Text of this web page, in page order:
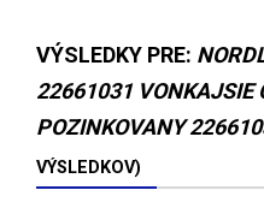
VÝSLEDKY PRE:
22661031 VONKAJSIE
POZINKOVANY
VÝSLEDKOV)